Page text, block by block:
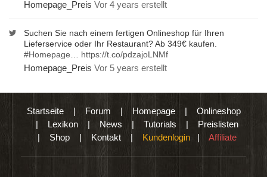
Homepage_Preis Vor 4 years erstellt
Suchen Sie nach einem fertigen Onlineshop für Ihren
Lieferservice oder Ihr Restaurant? Ab 349€ kaufen.
#Homepage
https://t.co/pdzajoLNMf
Homepage_Preis Vor 5 years erstellt
Startseite| Forum | Homepage| Onlineshop
| Lexikon | News | Tutorials | Preislisten
| Shop | Kontakt | Kundenlogin | Affiliate